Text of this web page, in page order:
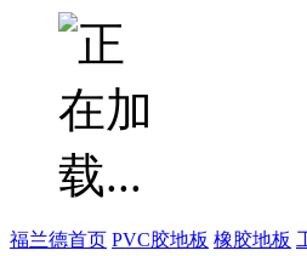
福兰德首页 PVC胶地板 橡胶地板